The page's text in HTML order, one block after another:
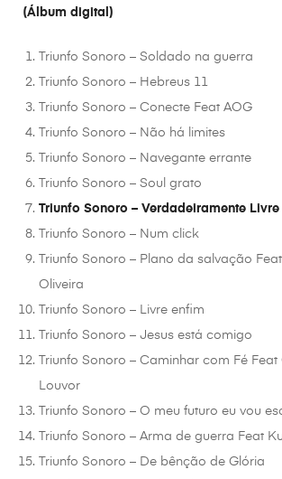
(Álbum digital)
Triunfo Sonoro – Soldado na guerra
Triunfo Sonoro – Hebreus 11
Triunfo Sonoro – Conecte Feat AOG
Triunfo Sonoro – Não há limites
Triunfo Sonoro – Navegante errante
Triunfo Sonoro – Soul grato
Triunfo Sonoro – Verdadeiramente Livre
Triunfo Sonoro – Num click
Triunfo Sonoro – Plano da salvação
Oliveira
Triunfo Sonoro – Livre enfim
Triunfo Sonoro – Jesus está comigo
Triunfo Sonoro – Caminhar com Fé
Louvor
Triunfo Sonoro – O meu futuro eu vou
Triunfo Sonoro – Arma de guerra Feat
Triunfo Sonoro – De bênção de Glória